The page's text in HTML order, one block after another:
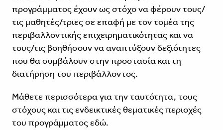
προγράμματος έχουν ως στόχο να φέρουν τους/
τις μαθητές/τριες σε επαφή με τον τομέα της
περιβαλλοντικής επιχειρηματικότητας και να
τους/τις βοηθήσουν να αναπτύξουν δεξιότητες
που θα συμβάλουν στην προστασία και τη
διατήρηση του περιβάλλοντος.
Μάθετε περισσότερα για την ταυτότητα, τους
στόχους και τις ενδεικτικές θεματικές περιοχές
του προγράμματος εδώ.